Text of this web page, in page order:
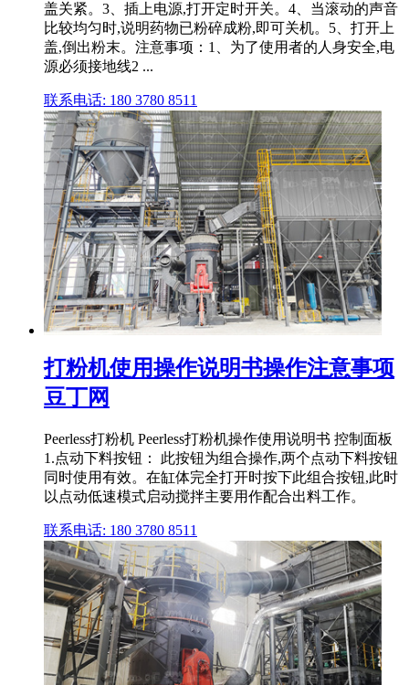
盖关紧。3、插上电源,打开定时开关。4、当滚动的声音
比较均匀时,说明药物已粉碎成粉,即可关机。5、打开上
盖,倒出粉末。注意事项：1、为了使用者的人身安全,电
源必须接地线2 ...
联系电话: 180 3780 8511
打粉机使用操作说明书操作注意事项
豆丁网
Peerless打粉机 Peerless打粉机操作使用说明书 控制面板
1.点动下料按钮： 此按钮为组合操作,两个点动下料按钮
同时使用有效。在缸体完全打开时按下此组合按钮,此时
以点动低速模式启动搅拌主要用作配合出料工作。
联系电话: 180 3780 8511